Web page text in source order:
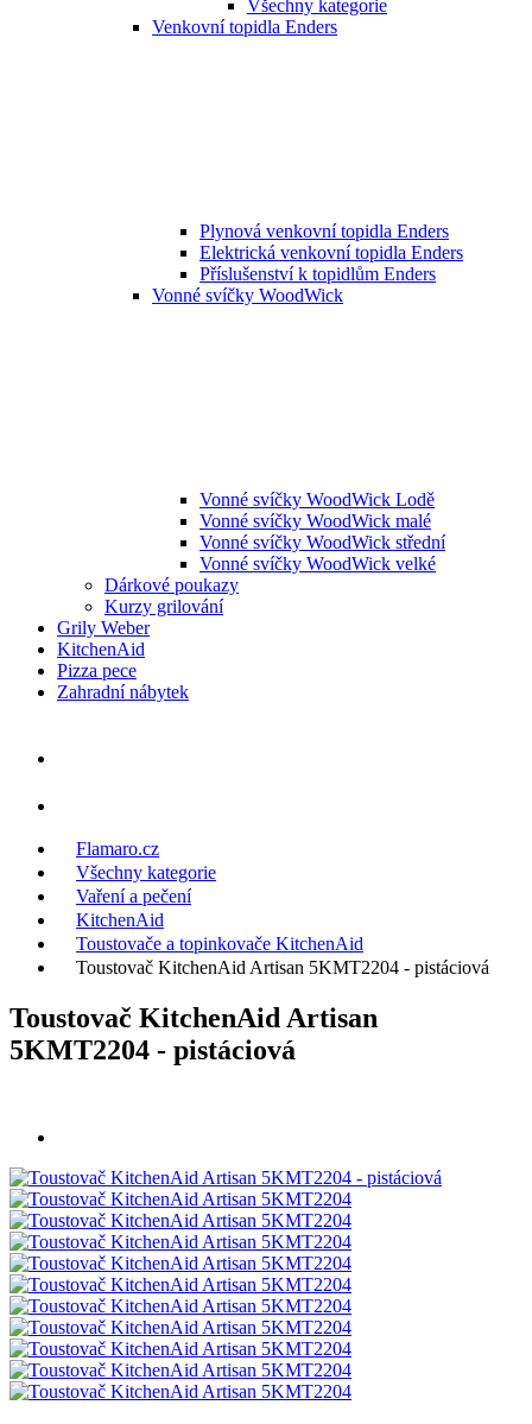
Všechny kategorie
Venkovní topidla Enders
Plynová venkovní topidla Enders
Elektrická venkovní topidla Enders
Příslušenství k topidlům Enders
Vonné svíčky WoodWick
Vonné svíčky WoodWick Lodě
Vonné svíčky WoodWick malé
Vonné svíčky WoodWick střední
Vonné svíčky WoodWick velké
Dárkové poukazy
Kurzy grilování
Grily Weber
KitchenAid
Pizza pece
Zahradní nábytek
Flamaro.cz
Všechny kategorie
Vaření a pečení
KitchenAid
Toustovače a topinkovače KitchenAid
Toustovač KitchenAid Artisan 5KMT2204 - pistáciová
Toustovač KitchenAid Artisan
5KMT2204 - pistáciová